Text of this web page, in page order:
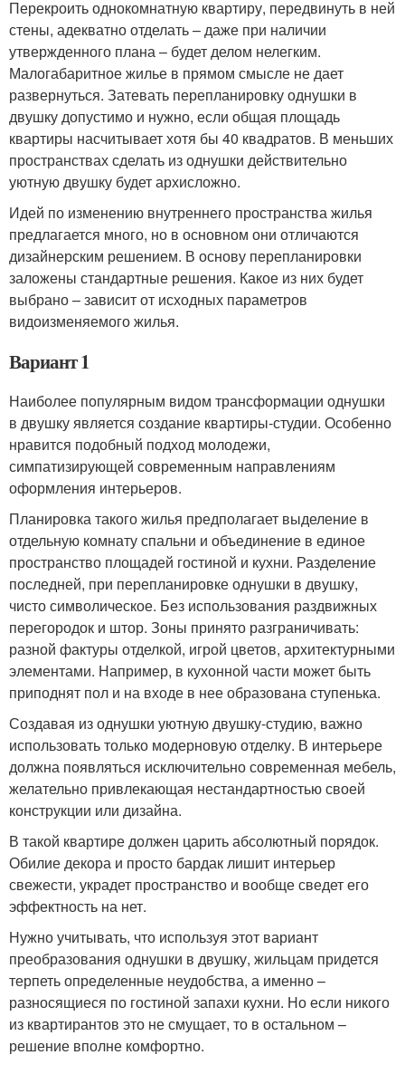
Перекроить однокомнатную квартиру, передвинуть в ней
стены, адекватно отделать – даже при наличии
утвержденного плана – будет делом нелегким.
Малогабаритное жилье в прямом смысле не дает
развернуться. Затевать перепланировку однушки в
двушку допустимо и нужно, если общая площадь
квартиры насчитывает хотя бы 40 квадратов. В меньших
пространствах сделать из однушки действительно
уютную двушку будет архисложно.
Идей по изменению внутреннего пространства жилья
предлагается много, но в основном они отличаются
дизайнерским решением. В основу перепланировки
заложены стандартные решения. Какое из них будет
выбрано – зависит от исходных параметров
видоизменяемого жилья.
Вариант 1
Наиболее популярным видом трансформации однушки
в двушку является создание квартиры-студии. Особенно
нравится подобный подход молодежи,
симпатизирующей современным направлениям
оформления интерьеров.
Планировка такого жилья предполагает выделение в
отдельную комнату спальни и объединение в единое
пространство площадей гостиной и кухни. Разделение
последней, при перепланировке однушки в двушку,
чисто символическое. Без использования раздвижных
перегородок и штор. Зоны принято разграничивать:
разной фактуры отделкой, игрой цветов, архитектурными
элементами. Например, в кухонной части может быть
приподнят пол и на входе в нее образована ступенька.
Создавая из однушки уютную двушку-студию, важно
использовать только модерновую отделку. В интерьере
должна появляться исключительно современная мебель,
желательно привлекающая нестандартностью своей
конструкции или дизайна.
В такой квартире должен царить абсолютный порядок.
Обилие декора и просто бардак лишит интерьер
свежести, украдет пространство и вообще сведет его
эффектность на нет.
Нужно учитывать, что используя этот вариант
преобразования однушки в двушку, жильцам придется
терпеть определенные неудобства, а именно –
разносящиеся по гостиной запахи кухни. Но если никого
из квартирантов это не смущает, то в остальном –
решение вполне комфортно.